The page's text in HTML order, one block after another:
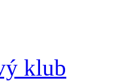
klub